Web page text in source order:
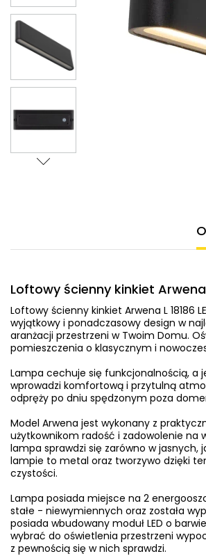
Loftowy ścienny kinkiet Arwena
Loftowy ścienny kinkiet Arwena L 18186
wyjątkowy i ponadczasowy design w
aranżacji przestrzeni w Twoim Domu.
pomieszczenia o klasycznym i
Lampa cechuje się funkcjonalnością, a
wprowadzi komfortową i przytulną
odpręży po dniu spędzonym poza
Model Arwena jest wykonany z
użytkownikom radość i zadowolenie na
lampa sprawdzi się zarówno w
lampie to metal oraz tworzywo dzięki
czystości.
Lampa posiada miejsce na 2
stałe - niewymiennych oraz została
posiada wbudowany moduł LED o
wybrać do oświetlenia przestrzeni
z pewnością się w nich sprawdzi.